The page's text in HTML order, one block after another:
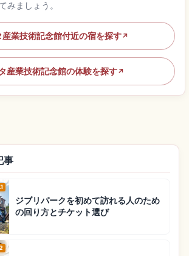
みましょう。
産業技術記念館付近の宿を探す↗
産業技術記念館の体験を探す↗
事
ジブリパークを初めて訪れる人のため
の回り方とチケット選び